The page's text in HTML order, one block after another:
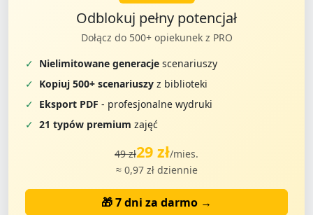
Odblokuj pełny potencjał
Dołącz do 500+ opiekunek z PRO
✓ Nielimitowane generacje scenariuszy
✓ Kopiuj 500+ scenariuszy z biblioteki
✓ Eksport PDF - profesjonalne wydruki
✓ 21 typów premium zajęć
49 zł29 zł/mies.
≈ 0,97 zł dziennie
🎁 7 dni za darmo →